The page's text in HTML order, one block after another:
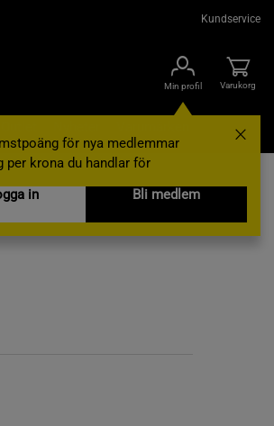
Kundservice
Min profil
för nya medlemmar
per krona du handlar för
in
Bli medlem
Varukorg